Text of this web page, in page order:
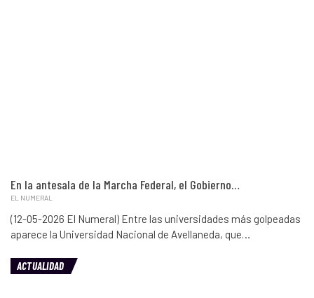
En la antesala de la Marcha Federal, el Gobierno…
EL NUMERAL
(12-05-2026 El Numeral) Entre las universidades más golpeadas
aparece la Universidad Nacional de Avellaneda, que…
ACTUALIDAD